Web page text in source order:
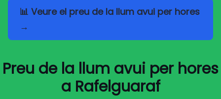
📊 Veure el preu de la llum avui per hores
→
Preu de la llum avui per hores
a Rafelguaraf